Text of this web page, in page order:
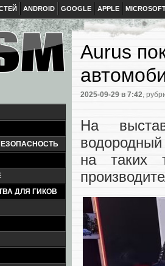
ANDROID GOOGLE APPLE
ДЛЯ ГИКОВ
Aurus
2025-09-29 в 7:42,
На
на таких